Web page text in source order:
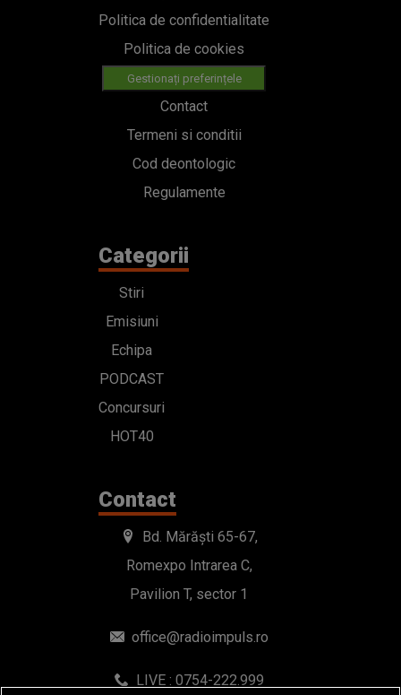
Politica de confidentialitate
Politica de cookies
Gestionați preferințele
Contact
Termeni si conditii
Cod deontologic
Regulamente
Categorii
Stiri
Emisiuni
Echipa
PODCAST
Concursuri
HOT40
Contact
Bd. Mărăști 65-67,
Romexpo Intrarea C,
Pavilion T, sector 1
office@radioimpuls.ro
LIVE : 0754-222.999